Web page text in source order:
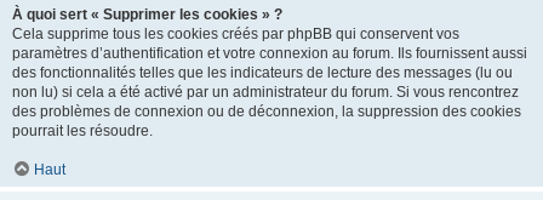
À quoi sert « Supprimer les cookies » ?
Cela supprime tous les cookies créés par phpBB qui conservent vos
paramètres d’authentification et votre connexion au forum. Ils fournissent aussi
des fonctionnalités telles que les indicateurs de lecture des messages (lu ou
non lu) si cela a été activé par un administrateur du forum. Si vous rencontrez
des problèmes de connexion ou de déconnexion, la suppression des cookies
pourrait les résoudre.
Haut